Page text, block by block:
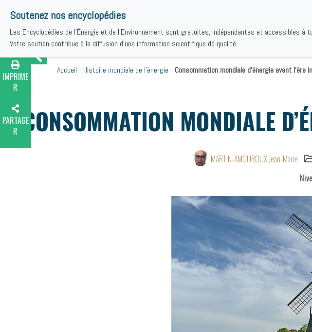
THÉMATIQUES AUTEURS
Accueil - Histoire mondiale de l’énergie - Consommation mondiale d’énergie avant l’ère
CONSOMMATION MONDIALE
MARTIN-AMOUROUX Jean-Marie
IMPRIME
R
PARTAGE
R
Soutenez nos encyclopédies
Les Encyclopédies de l'Énergie et de l'Environnement sont gratuites, indépendantes et accessibles à
Votre soutien contribue à la diffusion d'une information scientifique de qualité.